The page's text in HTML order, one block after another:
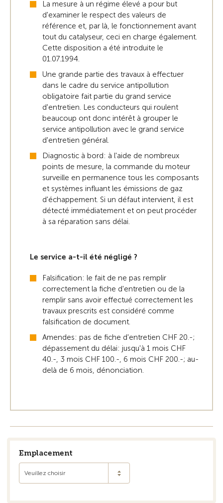
La mesure à un régime élevé a pour but
d'examiner le respect des valeurs de
référence et, par là, le fonctionnement avant
tout du catalyseur, ceci en charge également.
Cette disposition a été introduite le
01.07.1994.
Une grande partie des travaux à effectuer
dans le cadre du service antipollution
obligatoire fait partie du grand service
d'entretien. Les conducteurs qui roulent
beaucoup ont donc intérêt à grouper le
service antipollution avec le grand service
d'entretien général.
Diagnostic à bord: à l'aide de nombreux
points de mesure, la commande du moteur
surveille en permanence tous les composants
et systèmes influant les émissions de gaz
d'échappement. Si un défaut intervient, il est
détecté immédiatement et on peut procéder
à sa réparation sans délai.
Le service a-t-il été négligé ?
Falsification: le fait de ne pas remplir
correctement la fiche d'entretien ou de la
remplir sans avoir effectué correctement les
travaux prescrits est considéré comme
falsification de document.
Amendes: pas de fiche d'entretien CHF 20.-;
dépassement du délai: jusqu'à 1 mois CHF
40.-, 3 mois CHF 100.-, 6 mois CHF 200.-; au-
delà de 6 mois, dénonciation.
Emplacement
Veuillez choisir